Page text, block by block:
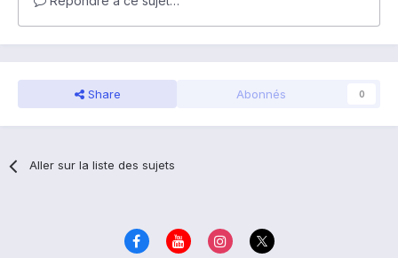
Share Abonnés 0
Aller sur la liste des sujets